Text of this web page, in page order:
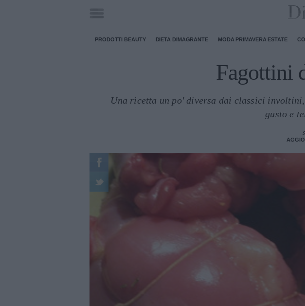
PRODOTTI BEAUTY DIETA DIMAGRANTE MODA PRIMAVERA ESTATE
Fagottini
Una ricetta un po' diversa dai classici
gusto e